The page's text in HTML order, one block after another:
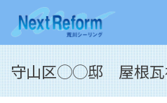
守山区◯◯邸 屋根瓦